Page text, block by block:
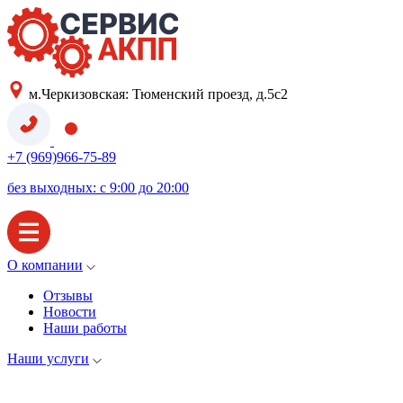
м.Черкизовская: Тюменский проезд, д.5с2
+7 (969)966-75-89
без выходных: с 9:00 до 20:00
О компании
Отзывы
Новости
Наши работы
Наши услуги